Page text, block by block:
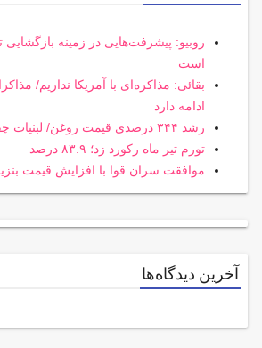
روبیو: پیشرفت‌هایی در زمینه
است
بقائی: مذاکره‌ای با آمریکا نداریم/
ادامه دارد
رشد ۳۴۴ درصدی قیمت روغن/ لبنیات چقدر گران شد؟
تورم تیر ماه رکورد زد؛ ۸۳.۹ درصد
موافقت سران قوا با افزایش قیمت
آخرین دیدگاه‌ها